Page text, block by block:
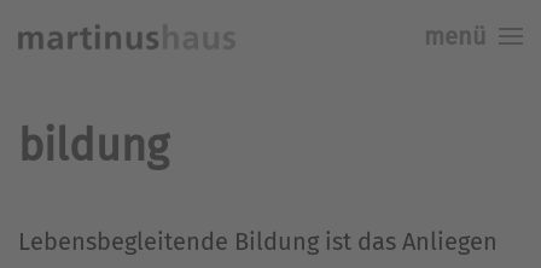
menü
bildung
Lebensbegleitende Bildung ist das Anliegen